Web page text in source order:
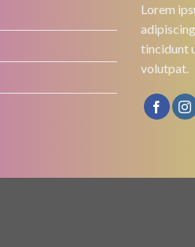
Lorem
tincidunt
volutpat.